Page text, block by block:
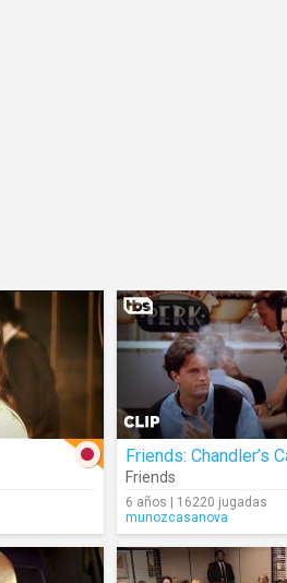
Friends
6 años | 16220 jugadas
munozcasanova